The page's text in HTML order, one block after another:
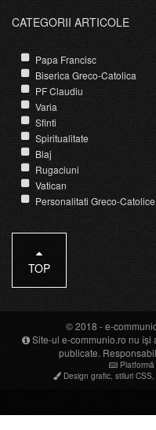
CATEGORII ARTICOLE
Papa Francisc
Biserica Greco-Catolica
PF Claudiu
Varia
Sfinti
Spiritualitate
Blaj
Rugaciuni
Vatican
Personalitati Greco-Catolice
TOP
© 2018 -e-
Site-ul e-communio.ro nu își
publicate.
Platformă
Design grafic stiluri CSS